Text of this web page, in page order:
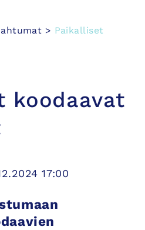
> Paikalliset
koodaavat
17:00